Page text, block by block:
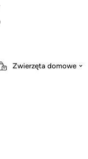
Zwierzęta domowe